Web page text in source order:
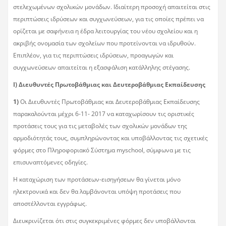
στελεχωμένων σχολικών μονάδων. Ιδιαίτερη προσοχή απαιτείται στις
περιπτώσεις ιδρύσεων και συγχωνεύσεων, για τις οποίες πρέπει να
ορίζεται με σαφήνεια η έδρα λειτουργίας του νέου σχολείου και η
ακριβής ονομασία των σχολείων που προτείνονται να ιδρυθούν.
Επιπλέον, για τις περιπτώσεις ιδρύσεων, προαγωγών και
συγχωνεύσεων απαιτείται η εξασφάλιση κατάλληλης στέγασης.
Ι) Διευθυντές Πρωτοβάθμιας και Δευτεροβάθμιας Εκπαίδευσης
1)Οι Διευθυντές Πρωτοβάθμιας και Δευτεροβάθμιας Εκπαίδευσης
παρακαλούνται μέχρι 6-11- 2017 να καταχωρίσουν τις οριστικές
προτάσεις τους για τις μεταβολές των σχολικών μονάδων της
αρμοδιότητάς τους, συμπληρώνοντας και υποβάλλοντας τις σχετικές
φόρμες στο Πληροφοριακό Σύστημα myschool, σύμφωνα με τις
επισυναπτόμενες οδηγίες.
Η καταχώριση των προτάσεων-εισηγήσεων θα γίνεται μόνο
ηλεκτρονικά και δεν θα λαμβάνονται υπόψη προτάσεις που
αποστέλλονται εγγράφως.
Διευκρινίζεται ότι στις συγκεκριμένες φόρμες δεν υποβάλλονται